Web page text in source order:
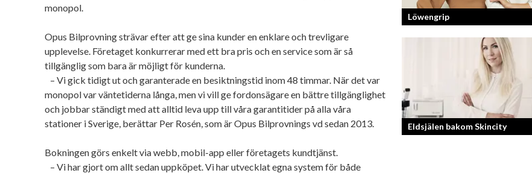
monopol.
Opus Bilprovning strävar efter att ge sina kunder en enklare och trevligare
upplevelse. Företaget konkurrerar med ett bra pris och en service som är så
tillgänglig som bara är möjligt för kunderna.
– Vi gick tidigt ut och garanterade en besiktningstid inom 48 timmar. När det var
monopol var väntetiderna långa, men vi vill ge fordonsägare en bättre tillgänglighet
och jobbar ständigt med att alltid leva upp till våra garantitider på alla våra
stationer i Sverige, berättar Per Rosén, som är Opus Bilprovnings vd sedan 2013.
Bokningen görs enkelt via webb, mobil-app eller företagets kundtjänst.
– Vi har gjort om allt sedan uppköpet. Vi har utvecklat egna system för både
Löwengrip
Från bloggare till influencer och
superentreprenör. En resa som
kvinnlig entreprenör med en
förankran...
Eldsjälen bakom Skincity